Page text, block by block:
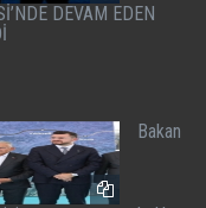
DEVAM EDEN
Bakan